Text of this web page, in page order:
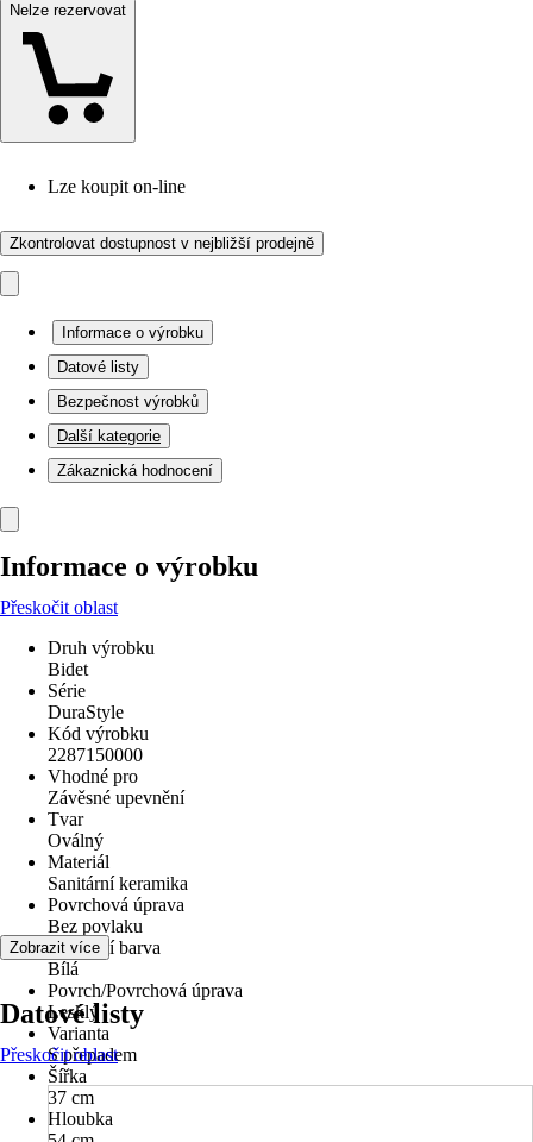
Nelze rezervovat
Lze koupit on-line
Zkontrolovat dostupnost v nejbližší prodejně
Informace o výrobku
Datové listy
Bezpečnost výrobků
Další kategorie
Zákaznická hodnocení
Informace o výrobku
Přeskočit oblast
Druh výrobku
Bidet
Série
DuraStyle
Kód výrobku
2287150000
Vhodné pro
Závěsné upevnění
Tvar
Oválný
Materiál
Sanitární keramika
Povrchová úprava
Bez povlaku
Základní barva
Bílá
Povrch/Povrchová úprava
Lesklý
Varianta
S přepadem
Šířka
37 cm
Hloubka
Zobrazit více
Datové listy
Přeskočit oblast